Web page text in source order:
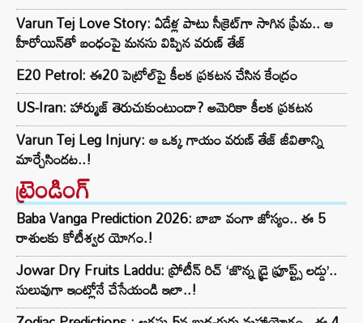
Varun Tej Love Story: ఏడేళ్ల పాటు సీక్రెట్‌గా సాగిన ప్రేమ.. ఆ
హీరోయిన్‌తో బంధంపై మనసు విప్పిన వరుణ్ తేజ్
E20 Petrol: ఈ20 పెట్రోల్‌పై కీలక ప్రకటన చేసిన కేంద్రం
US-Iran: హార్ముజ్ తెరుచుకుంటుందా? అమెరికా కీలక ప్రకటన
Varun Tej Leg Injury: ఆ ఒక్క గాయం వరుణ్ తేజ్ జీవితాన్ని
మార్చేసిందట..!
ట్రెండింగ్‌
Baba Vanga Prediction 2026: బాబా వంగా జోస్యం.. ఈ 5
రాశులకు కోటీశ్వర యోగం.!
Jowar Dry Fruits Laddu: ప్రోటీన్ రిచ్ ‘జొన్న డ్రై ఫ్రూప్ట్స్ లడ్డు’..
సులువుగా ఇంట్లోనే చేసేయండి ఇలా..!